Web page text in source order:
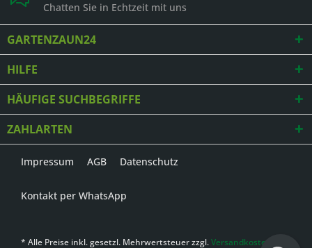
Chatten Sie in Echtzeit mit uns
GARTENZAUN24
HILFE
HÄUFIGE SUCHBEGRIFFE
ZAHLARTEN
Impressum AGB Datenschutz
Kontakt per WhatsApp
* Alle Preise inkl. gesetzl. Mehrwertsteuer zzgl.Versandkosten